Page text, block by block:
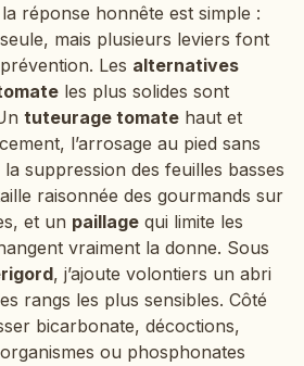
réponse honnête est simple :
mais plusieurs leviers font
Les alternatives
les plus solides sont
tuteurage tomate haut et
l’arrosage au pied sans
suppression des feuilles basses
raisonnée des gourmands sur
et un paillage qui limite les
vraiment la donne. Sous
, j’ajoute volontiers un abri
rangs les plus sensibles. Côté
bicarbonate, décoctions,
ou phosphonates